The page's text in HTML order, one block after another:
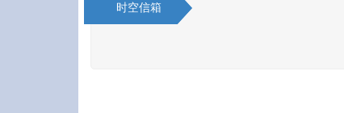
时空信箱